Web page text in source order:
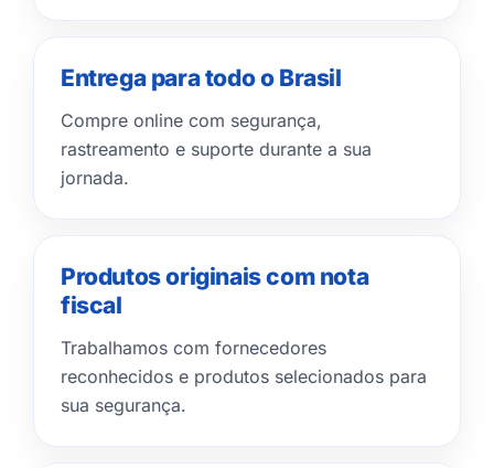
Entrega para todo o Brasil
Compre online com segurança,
rastreamento e suporte durante a sua
jornada.
Produtos originais com nota
fiscal
Trabalhamos com fornecedores
reconhecidos e produtos selecionados para
sua segurança.